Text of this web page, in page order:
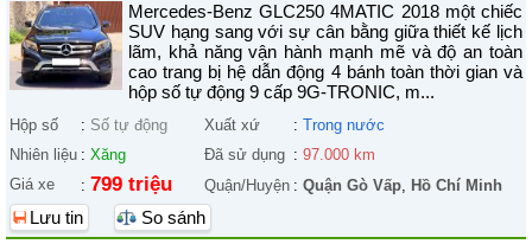
Mercedes-Benz GLC250 4MATIC 2018 một chiếc
SUV hạng sang với sự cân bằng giữa thiết kế lịch
lãm, khả năng vận hành mạnh mẽ và độ an toàn
cao trang bị hệ dẫn động 4 bánh toàn thời gian và
hộp số tự động 9 cấp 9G-TRONIC, m...
Hộp số : Số tự động Xuất xứ : Trong nước
Nhiên liệu : Xăng Đã sử dụng : 97.000 km
Giá xe
: 799 triệu Quận/Huyện : Quận Gò Vấp, Hồ Chí Minh
Lưu tin
So sánh